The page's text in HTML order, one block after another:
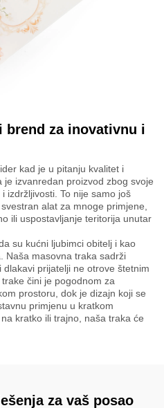
brend za inovativnu i
kad je u pitanju kvalitet i
je izvanredan proizvod zbog svoje
izdržljivosti. To nije samo još
alat za mnoge primjene,
ili uspostavljanje teritorija unutar
su kućni ljubimci obitelj i kao
Naša masovna traka sadrži
prijatelji ne otrove štetnim
čini je pogodnom za
prostoru, dok je dizajn koji se
primjenu u kratkom
kratko ili trajno, naša traka će
za vaš posao